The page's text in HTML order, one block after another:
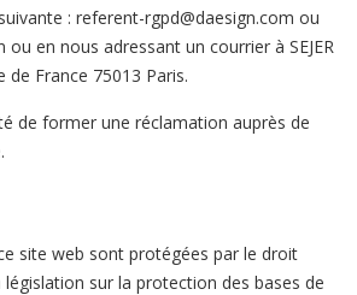
: referent-rgpd@daesign.com ou
en nous adressant un courrier à SEJER
de France 75013 Paris.
de former une réclamation auprès de
site web sont protégées par le droit
législation sur la protection des bases de